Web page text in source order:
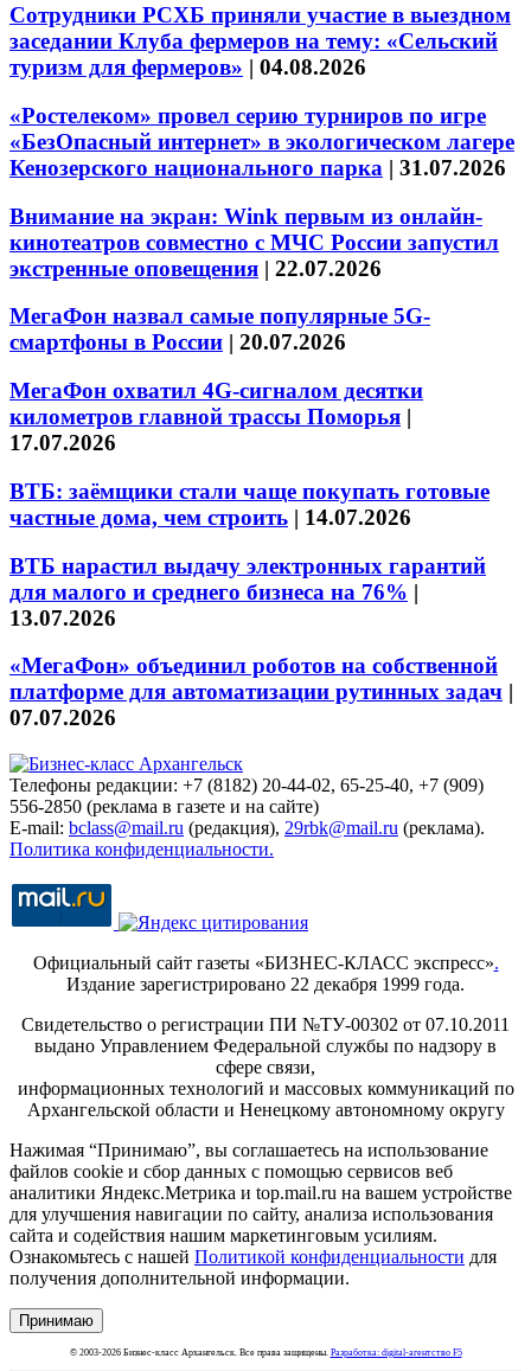
Сотрудники РСХБ приняли участие в выездном
заседании Клуба фермеров на тему: «Сельский
туризм для фермеров» | 04.08.2026
«Ростелеком» провел серию турниров по игре
«БезОпасный интернет» в экологическом лагере
Кенозерского национального парка | 31.07.2026
Внимание на экран: Wink первым из онлайн-
кинотеатров совместно с МЧС России запустил
экстренные оповещения | 22.07.2026
МегаФон назвал самые популярные 5G-
смартфоны в России | 20.07.2026
МегаФон охватил 4G-сигналом десятки
километров главной трассы Поморья |
17.07.2026
ВТБ: заёмщики стали чаще покупать готовые
частные дома, чем строить | 14.07.2026
ВТБ нарастил выдачу электронных гарантий
для малого и среднего бизнеса на 76% |
13.07.2026
«МегаФон» объединил роботов на собственной
платформе для автоматизации рутинных задач |
07.07.2026
Телефоны редакции: +7 (8182) 20-44-02, 65-25-40, +7 (909)
556-2850 (реклама в газете и на сайте)
E-mail: bclass@mail.ru (редакция), 29rbk@mail.ru (реклама).
Политика конфиденциальности.
Официальный сайт газеты «БИЗНЕС-КЛАСС экспресс».
Издание зарегистрировано 22 декабря 1999 года.
Свидетельство о регистрации ПИ №ТУ-00302 от 07.10.2011
выдано Управлением Федеральной службы по надзору в
сфере связи,
информационных технологий и массовых коммуникаций по
Архангельской области и Ненецкому автономному округу
Нажимая “Принимаю”, вы соглашаетесь на использование
файлов cookie и сбор данных с помощью сервисов веб
аналитики Яндекс.Метрика и top.mail.ru на вашем устройстве
для улучшения навигации по сайту, анализа использования
сайта и содействия нашим маркетинговым усилиям.
Ознакомьтесь с нашей Политикой конфиденциальности для
получения дополнительной информации.
Принимаю
© 2003-2026 Бизнес-класс Архангельск. Все права защищены. Разработка: digital-агентство F5